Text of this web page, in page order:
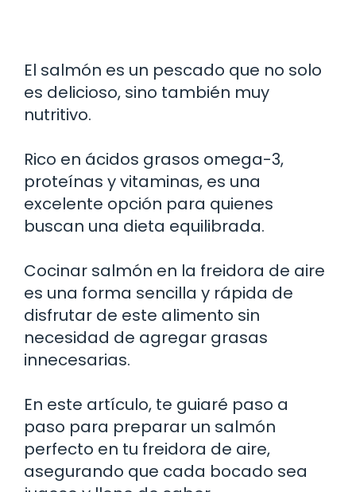
El salmón es un pescado que no solo
es delicioso, sino también muy
nutritivo.
Rico en ácidos grasos omega-3,
proteínas y vitaminas, es una
excelente opción para quienes
buscan una dieta equilibrada.
Cocinar salmón en la freidora de aire
es una forma sencilla y rápida de
disfrutar de este alimento sin
necesidad de agregar grasas
innecesarias.
En este artículo, te guiaré paso a
paso para preparar un salmón
perfecto en tu freidora de aire,
asegurando que cada bocado sea